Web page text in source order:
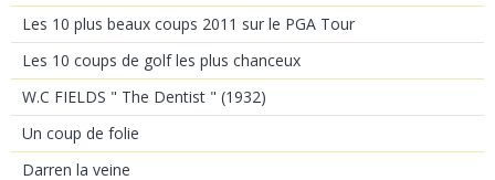
Les 10 plus beaux coups 2011 sur le PGA Tour
Les 10 coups de golf les plus chanceux
W.C FIELDS " The Dentist " (1932)
Un coup de folie
Darren la veine